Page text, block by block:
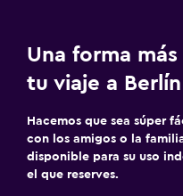
Una forma
tu viaje a Berlín
Hacemos que sea súper
con los amigos o la
disponible para su uso
el que reserves.